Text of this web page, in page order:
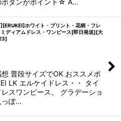
ボタンがポイント☆ A…
ホワイト・プリント・花柄・フレ
ディアムドレス・ワンピース[即日発送][大
]
普段サイズでOK おススメポ
LK エルケイドレス・・ タイ
レスワンピース。 グラデーショ
っぽ…